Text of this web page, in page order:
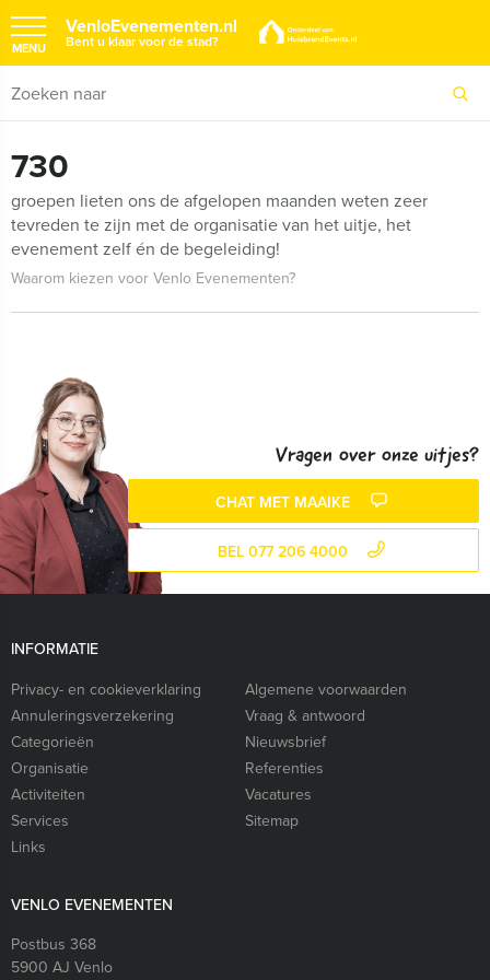
VenloEvenementen.nl
Bent u klaar voor de stad?
MENU
730
groepen lieten ons de afgelopen maanden weten zeer
tevreden te zijn met de organisatie van het uitje, het
evenement zelf én de begeleiding!
Waarom kiezen voor Venlo Evenementen?
Vragen over onze uitjes?
CHAT MET MAAIKE
BEL 077 206 4000
INFORMATIE
Privacy- en cookieverklaring
Algemene voorwaarden
Annuleringsverzekering
Vraag & antwoord
Categorieën
Nieuwsbrief
Organisatie
Referenties
Activiteiten
Vacatures
Services
Sitemap
Links
VENLO EVENEMENTEN
Postbus 368
5900 AJ Venlo